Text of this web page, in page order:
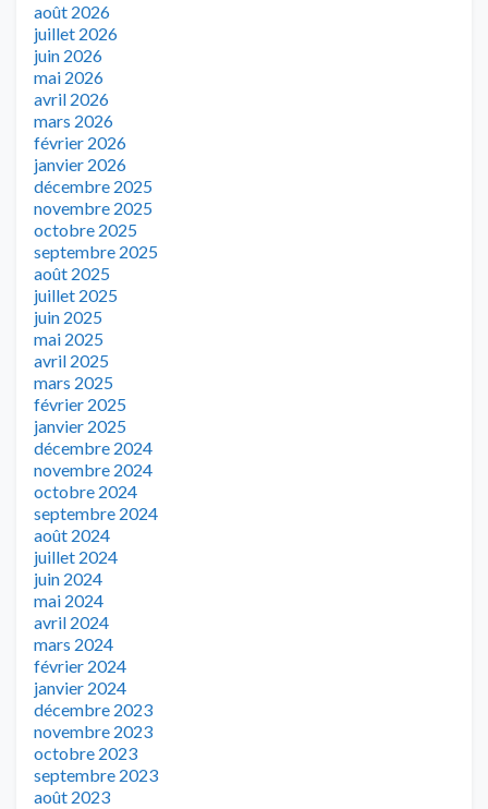
août 2026
juillet 2026
juin 2026
mai 2026
avril 2026
mars 2026
février 2026
janvier 2026
décembre 2025
novembre 2025
octobre 2025
septembre 2025
août 2025
juillet 2025
juin 2025
mai 2025
avril 2025
mars 2025
février 2025
janvier 2025
décembre 2024
novembre 2024
octobre 2024
septembre 2024
août 2024
juillet 2024
juin 2024
mai 2024
avril 2024
mars 2024
février 2024
janvier 2024
décembre 2023
novembre 2023
octobre 2023
septembre 2023
août 2023